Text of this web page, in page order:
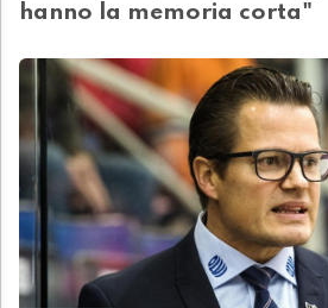
hanno la memoria corta"